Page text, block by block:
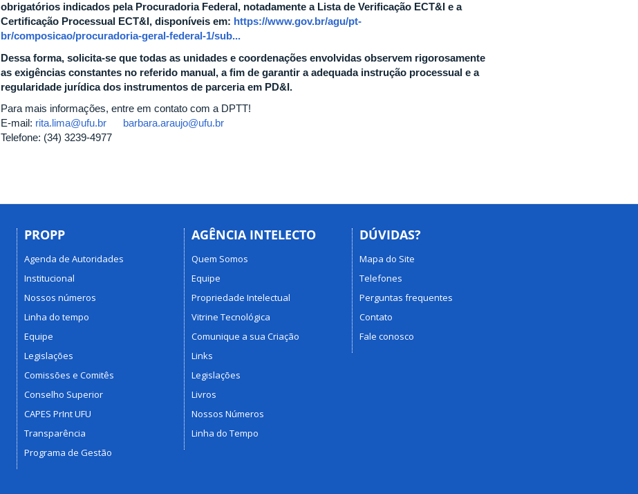
obrigatórios indicados pela Procuradoria Federal, notadamente a Lista de Verificação ECT&I e a
Certificação Processual ECT&I, disponíveis em: https://www.gov.br/agu/pt-
br/composicao/procuradoria-geral-federal-1/sub...
Dessa forma, solicita-se que todas as unidades e coordenações envolvidas observem rigorosamente
as exigências constantes no referido manual, a fim de garantir a adequada instrução processual e a
regularidade jurídica dos instrumentos de parceria em PD&I.
Para mais informações, entre em contato com a DPTT!
E-mail: rita.lima@ufu.br
barbara.araujo@ufu.br
Telefone: (34) 3239-4977
PROPP
Agenda de Autoridades
Institucional
Nossos números
Linha do tempo
Equipe
Legislações
Comissões e Comitês
Conselho Superior
CAPES PrInt UFU
Transparência
Programa de Gestão
AGÊNCIA INTELECTO
Quem Somos
Equipe
Propriedade Intelectual
Vitrine Tecnológica
Comunique a sua Criação
Links
Legislações
Livros
Nossos Números
Linha do Tempo
DÚVIDAS?
Mapa do Site
Telefones
Perguntas frequentes
Contato
Fale conosco